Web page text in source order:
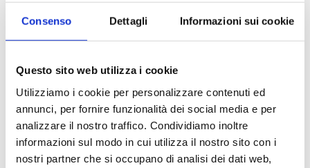
Consenso Dettagli Informazioni sui cookie
Questo sito web utilizza i cookie
Utilizziamo i cookie per personalizzare contenuti ed
annunci, per fornire funzionalità dei social media e per
analizzare il nostro traffico. Condividiamo inoltre
informazioni sul modo in cui utilizza il nostro sito con i
nostri partner che si occupano di analisi dei dati web,
Il tuo messaggio (facoltativo)